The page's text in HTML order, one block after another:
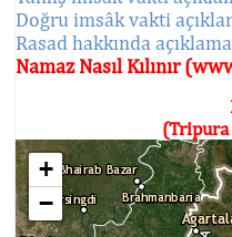
Doğru imsâk vakti
Rasad hakkında açıklama
Namaz Nasıl Kılınır
+
−